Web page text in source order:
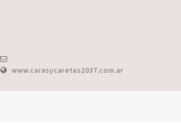
www.carasycaretas2037.com.ar